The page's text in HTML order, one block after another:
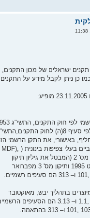
תקנים ישראלים של מכון
כן ניתן לקבל מידע על
חוק התקנים, התשי"ג 1953-
1953- ,
באישורי, את התקן הרשמי